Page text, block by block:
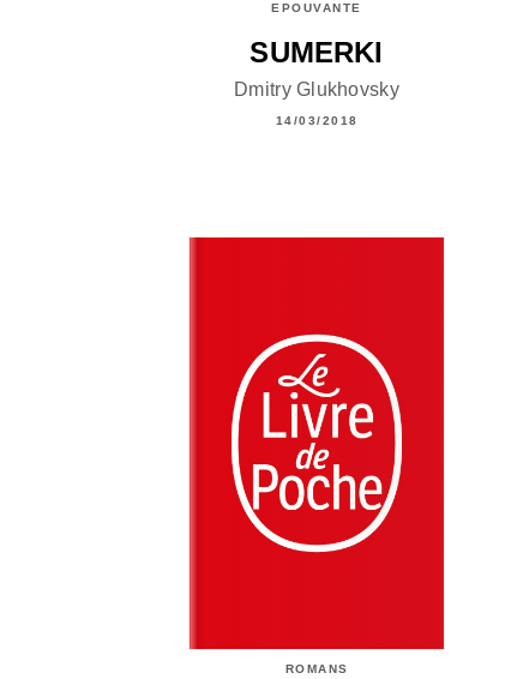
EPOUVANTE
SUMERKI
Dmitry Glukhovsky
14/03/2018
ROMANS